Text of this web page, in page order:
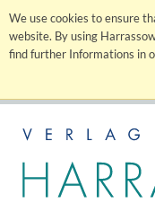
We use cookies to ensure
website. By using
find further Informations in